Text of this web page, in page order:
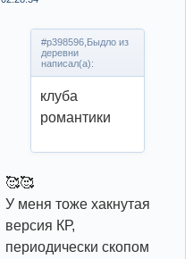
#p398596,Быдло из
деревни
написал(а):
клуба
романтики
🥰🥰
У меня тоже хакнутая
версия КР,
периодически скопом